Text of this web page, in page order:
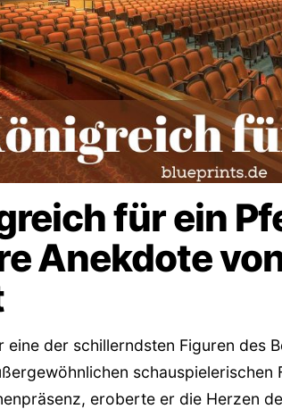
für ein
Anekdote
eine der schillerndsten Figuren des
schauspielerischen
eroberte er die Herzen